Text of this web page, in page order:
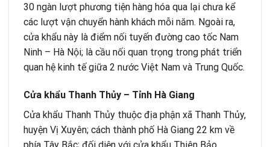
30 ngàn lượt phương tiện hàng hóa qua lại chưa kể
các lượt vận chuyển hành khách mỗi năm. Ngoài ra,
cửa khẩu này là điểm nối tuyến đường cao tốc Nam
Ninh – Hà Nội; là cầu nối quan trọng trong phát triển
quan hệ kinh tế giữa 2 nước Việt Nam và Trung Quốc.
Cửa khẩu Thanh Thủy – Tỉnh Hà Giang
Cửa khẩu Thanh Thủy thuộc địa phận xã Thanh Thủy,
huyện Vị Xuyên; cách thành phố Hà Giang 22 km về
phía Tây Bắc; đối diện với cửa khẩu Thiên Bảo